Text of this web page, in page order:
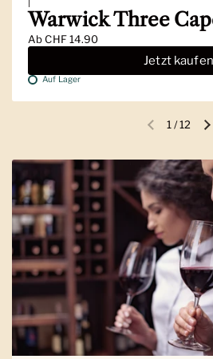
Warwick Three
AbCHF 14.90
Jetzt kaufen
Auf Lager
Vorherige
1/12